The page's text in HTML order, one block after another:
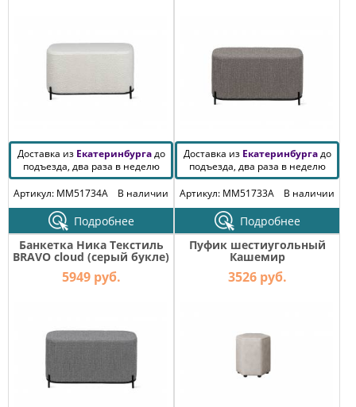
Доставка из Екатеринбургадо
подъезда, два раза в неделю
Артикул: MM51734A
В наличии
Подробнее
Доставка из Екатеринбургадо
подъезда, два раза в неделю
Артикул: MM51733A
В наличии
Подробнее
Банкетка Ника Текстиль
BRAVO cloud (серый букле)
5949 руб.
Пуфик шестиугольный
Кашемир
3526 руб.